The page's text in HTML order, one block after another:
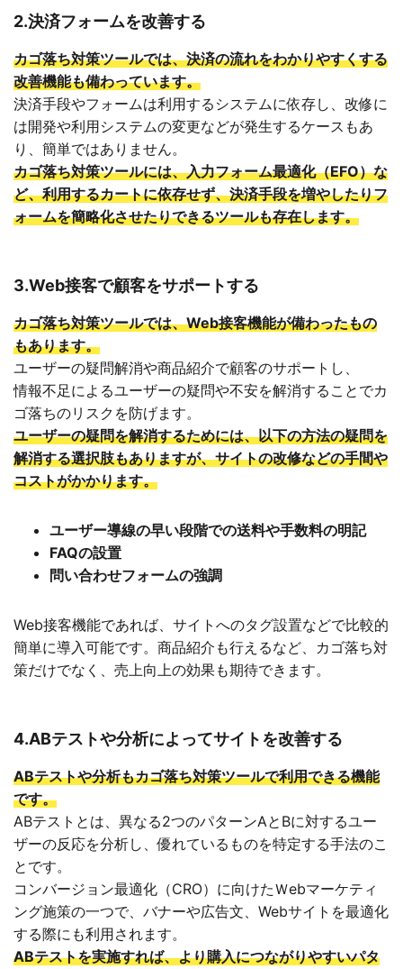
2.決済フォームを改善する
カゴ落ち対策ツールでは、決済の流れをわかりやすくする
改善機能も備わっています。
決済手段やフォームは利用するシステムに依存し、改修に
は開発や利用システムの変更などが発生するケースもあ
り、簡単ではありません。
カゴ落ち対策ツールには、入力フォーム最適化（EFO）な
ど、利用するカートに依存せず、決済手段を増やしたりフ
ォームを簡略化させたりできるツールも存在します。
3.Web接客で顧客をサポートする
カゴ落ち対策ツールでは、Web接客機能が備わったもの
もあります。
ユーザーの疑問解消や商品紹介で顧客のサポートし、
情報不足によるユーザーの疑問や不安を解消することでカ
ゴ落ちのリスクを防げます。
ユーザーの疑問を解消するためには、以下の方法の疑問を
解消する選択肢もありますが、サイトの改修などの手間や
コストがかかります。
ユーザー導線の早い段階での送料や手数料の明記
FAQの設置
問い合わせフォームの強調
Web接客機能であれば、サイトへのタグ設置などで比較的
簡単に導入可能です。商品紹介も行えるなど、カゴ落ち対
策だけでなく、売上向上の効果も期待できます。
4.ABテストや分析によってサイトを改善する
ABテストや分析もカゴ落ち対策ツールで利用できる機能
です。
ABテストとは、異なる2つのパターンAとBに対するユー
ザーの反応を分析し、優れているものを特定する手法のこ
とです。
コンバージョン最適化（CRO）に向けたＷebマーケティ
ング施策の一つで、バナーや広告文、Webサイトを最適化
する際にも利用されます。
ABテストを実施すれば、より購入につながりやすいパタ